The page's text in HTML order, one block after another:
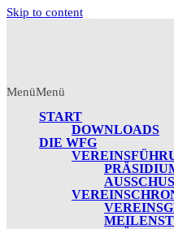
Skip to content
MenüMenü
START
DOWNLOADS
DIE WFG